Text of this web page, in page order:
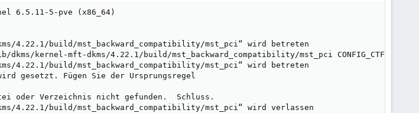
6.5.11-5-pve (x86_64)
4.22.1/build/mst_backward_compatibility/mst_pci“ wird betreten
mft-dkms/4.22.1/build/mst_backward_compatibility/mst_pci CONFIG_CTF=
4.22.1/build/mst_backward_compatibility/mst_pci“ wird betreten
gesetzt. Fügen Sie der Ursprungsregel
oder Verzeichnis nicht gefunden.  Schluss.
4.22.1/build/mst_backward_compatibility/mst_pci“ wird verlassen